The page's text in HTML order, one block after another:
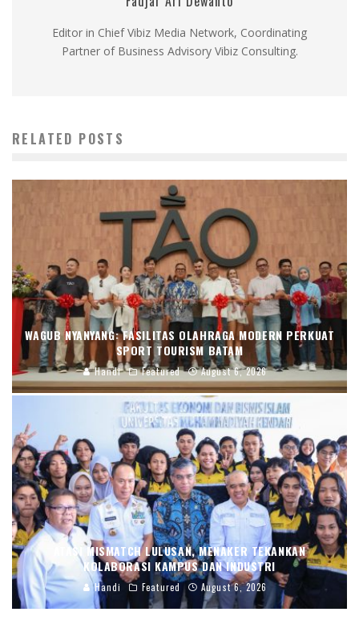
Editor in Chief Vibiz Media Network, Coordinating
Partner of Business Advisory Vibiz Consulting.
RELATED POSTS
WAGUB NYANYANG: FASILITAS OLAHRAGA MODERN PERKUAT
SPORT TOURISM BATAM
Handi Featured August 6, 2026
ATASI MISMATCH LULUSAN, MENAKER TEKANKAN
KOLABORASI KAMPUS DAN INDUSTRI
Handi Featured August 6, 2026